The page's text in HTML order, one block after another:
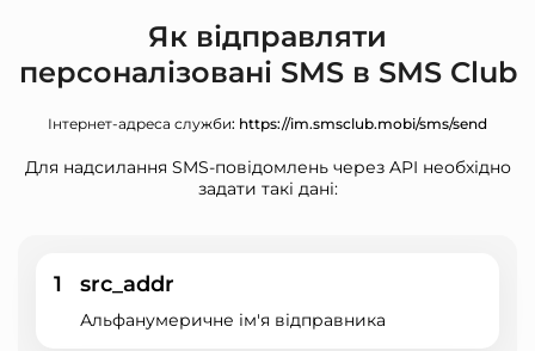
Як відправляти
персоналізовані SMS в SMS Club
Інтернет-адреса служби: https://im.smsclub.mobi/sms/send
Для надсилання SMS-повідомлень через API необхідно
задати такі дані:
1 src_addr
Альфанумеричне ім'я відправника